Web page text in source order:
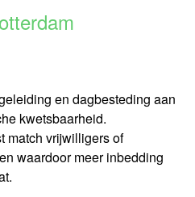
en dagbesteding aan
kwetsbaarheid.
match vrijwilligers of
waardoor meer inbedding